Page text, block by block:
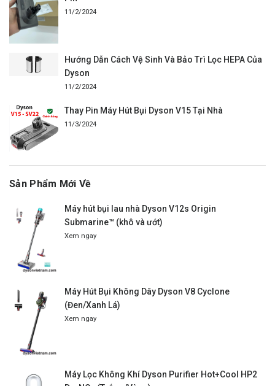
11/2/2024
Hướng Dẫn Cách Vệ Sinh Và Bảo Trì Lọc HEPA Của
Dyson
11/2/2024
Thay Pin Máy Hút Bụi Dyson V15 Tại Nhà
11/3/2024
Sản Phẩm Mới Về
Máy hút bụi lau nhà Dyson V12s Origin
Submarine™ (khô và ướt)
Xem ngay
Máy Hút Bụi Không Dây Dyson V8 Cyclone
(Đen/Xanh Lá)
Xem ngay
Máy Lọc Không Khí Dyson Purifier Hot+Cool HP2